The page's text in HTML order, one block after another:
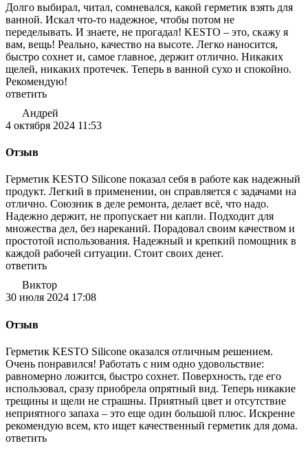
Долго выбирал, читал, сомневался, какой герметик взять для
ванной. Искал что-то надежное, чтобы потом не
переделывать. И знаете, не прогадал! KESTO – это, скажу я
вам, вещь! Реально, качество на высоте. Легко наносится,
быстро сохнет и, самое главное, держит отлично. Никаких
щелей, никаких протечек. Теперь в ванной сухо и спокойно.
Рекомендую!
ответить
Андрей
4 октября 2024 11:53
Отзыв
Герметик KESTO Silicone показал себя в работе как надежный
продукт. Легкий в применении, он справляется с задачами на
отлично. Союзник в деле ремонта, делает всё, что надо.
Надежно держит, не пропускает ни капли. Подходит для
множества дел, без нареканий. Порадовал своим качеством и
простотой использования. Надежный и крепкий помощник в
каждой рабочей ситуации. Стоит своих денег.
ответить
Виктор
30 июля 2024 17:08
Отзыв
Герметик KESTO Silicone оказался отличным решением.
Очень понравился! Работать с ним одно удовольствие:
равномерно ложится, быстро сохнет. Поверхность, где его
использовал, сразу приобрела опрятный вид. Теперь никакие
трещины и щели не страшны. Приятный цвет и отсутствие
неприятного запаха – это еще один большой плюс. Искренне
рекомендую всем, кто ищет качественный герметик для дома.
ответить